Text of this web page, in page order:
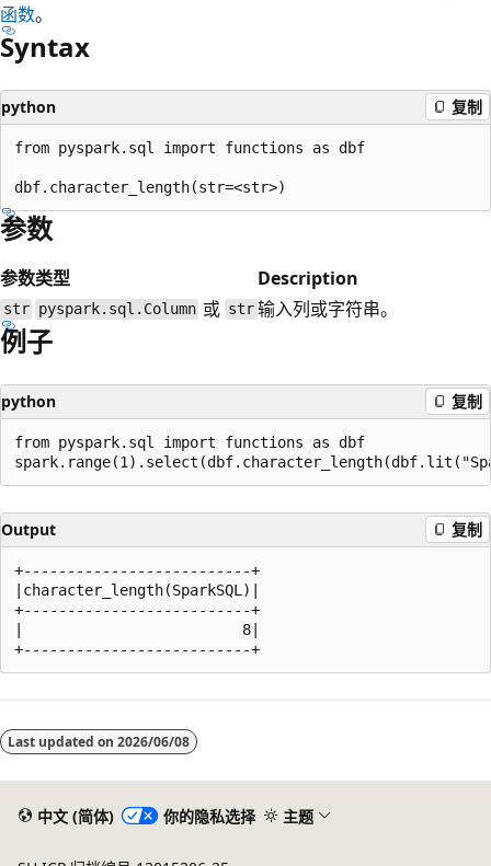
函数。
Syntax
python 复制
from pyspark.sql import functions as dbf
参数
参数类型 Description
str pyspark.sql.Column 或 str输入列或字符串。
例子
python 复制
from pyspark.sql import functions as dbf
Output 复制
+--------------------------+
|character_length(SparkSQL)|
+--------------------------+
|                         8|
模
式
Last updated on 2026/06/08
中文 (简体) 你的隐私选择 主题